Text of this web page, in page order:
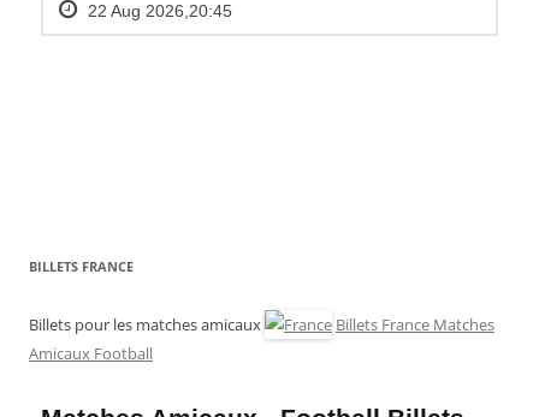
BILLETS FRANCE
Billets pour les matches amicaux
Billets France Matches
Amicaux Football